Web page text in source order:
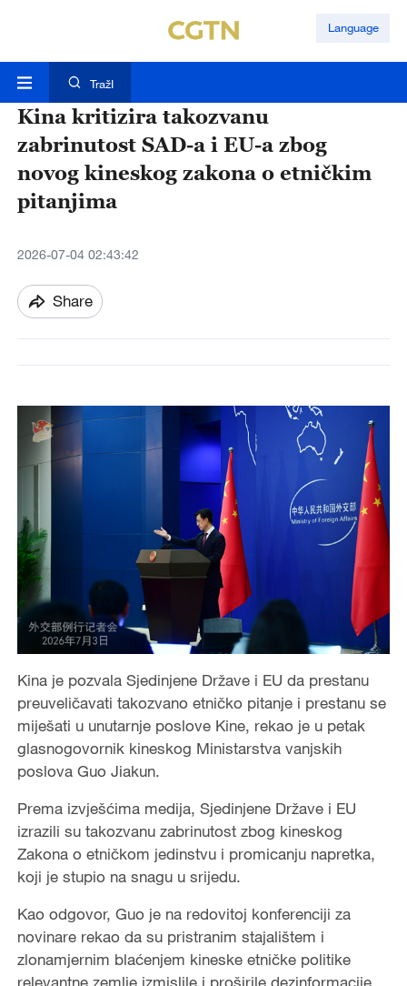
Language
TražI
Kina kritizira takozvanu
zabrinutost SAD-a i EU-a zbog
novog kineskog zakona o etničkim
pitanjima
2026-07-04 02:43:42
Share
Kina je pozvala Sjedinjene Države i EU da prestanu
preuveličavati takozvano etničko pitanje i prestanu se
miješati u unutarnje poslove Kine, rekao je u petak
glasnogovornik kineskog Ministarstva vanjskih
poslova Guo Jiakun.
Prema izvješćima medija, Sjedinjene Države i EU
izrazili su takozvanu zabrinutost zbog kineskog
Zakona o etničkom jedinstvu i promicanju napretka,
koji je stupio na snagu u srijedu.
Kao odgovor, Guo je na redovitoj konferenciji za
novinare rekao da su pristranim stajalištem i
zlonamjernim blaćenjem kineske etničke politike
relevantne zemlje izmislile i proširile dezinformacije,